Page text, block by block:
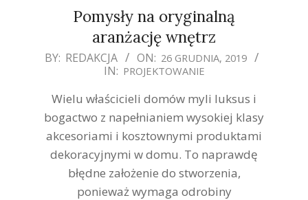
Pomysły na oryginalną
aranżację wnętrz
2019-
26
BY: REDAKCJA ON: 26 GRUDNIA, 2019
IN: PROJEKTOWANIE
Wielu właścicieli domów myli luksus i
bogactwo z napełnianiem wysokiej klasy
akcesoriami i kosztownymi produktami
dekoracyjnymi w domu. To naprawdę
błędne założenie do stworzenia,
ponieważ wymaga odrobiny